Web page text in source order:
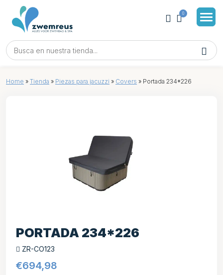
0
Home » Tienda » Piezas para jacuzzi » Covers » Portada 234*226
PORTADA 234*226
ZR-CO123
€694,98